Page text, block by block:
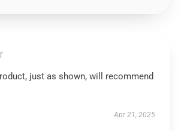
just as shown, will recommend
Apr 21, 2025